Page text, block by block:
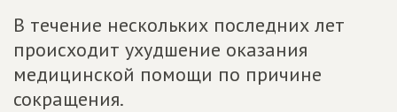
В течение нескольких последних лет
происходит ухудшение оказания
медицинской помощи по причине
сокращения.